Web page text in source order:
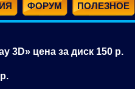
ФОРУМ ПОЛЕЗНОЕ
3D» цена за диск 150 р.